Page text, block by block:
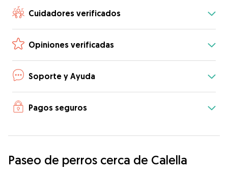
Cuidadores verificados
Opiniones verificadas
Soporte y Ayuda
Pagos seguros
Paseo de perros cerca de Calella